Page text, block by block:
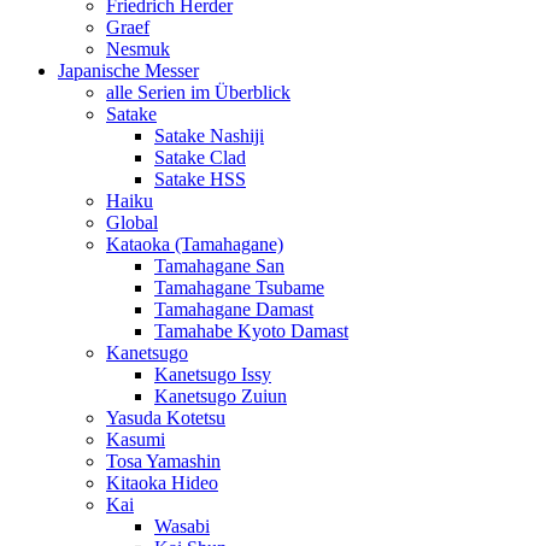
Friedrich Herder
Graef
Nesmuk
Japanische Messer
alle Serien im Überblick
Satake
Satake Nashiji
Satake Clad
Satake HSS
Haiku
Global
Kataoka (Tamahagane)
Tamahagane San
Tamahagane Tsubame
Tamahagane Damast
Tamahabe Kyoto Damast
Kanetsugo
Kanetsugo Issy
Kanetsugo Zuiun
Yasuda Kotetsu
Kasumi
Tosa Yamashin
Kitaoka Hideo
Kai
Wasabi